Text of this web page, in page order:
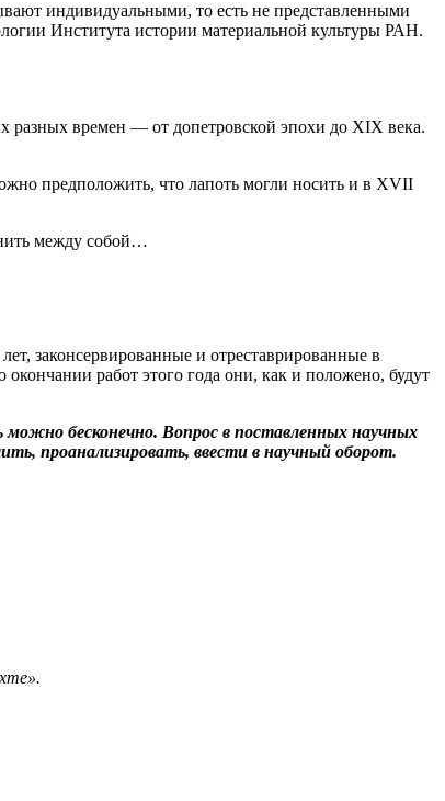
индивидуальными, то есть не представленными
Института истории материальной культуры РАН.
времен — от допет­ровской эпохи до XIX века.
предположить, что лапоть могли носить и в XVII
между собой…
законсервированные и отреставрированные в
работ этого года они, как и положено, будут
можно бесконечно. Вопрос в поставленных научных
проанализировать, ввести в научный оборот.